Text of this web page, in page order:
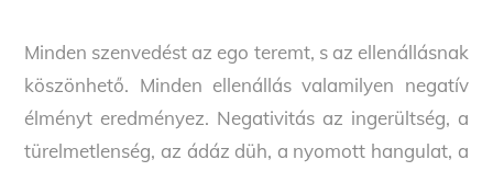
Minden szenvedést az ego teremt, s az ellenállásnak
köszönhető. Minden ellenállás valamilyen negatív
élményt eredményez. Negativitás az ingerültség, a
türelmetlenség, az ádáz düh, a nyomott hangulat, a